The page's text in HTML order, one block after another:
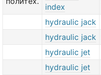
index
hydraulic jack
hydraulic jack
hydraulic jet
hydraulic jet